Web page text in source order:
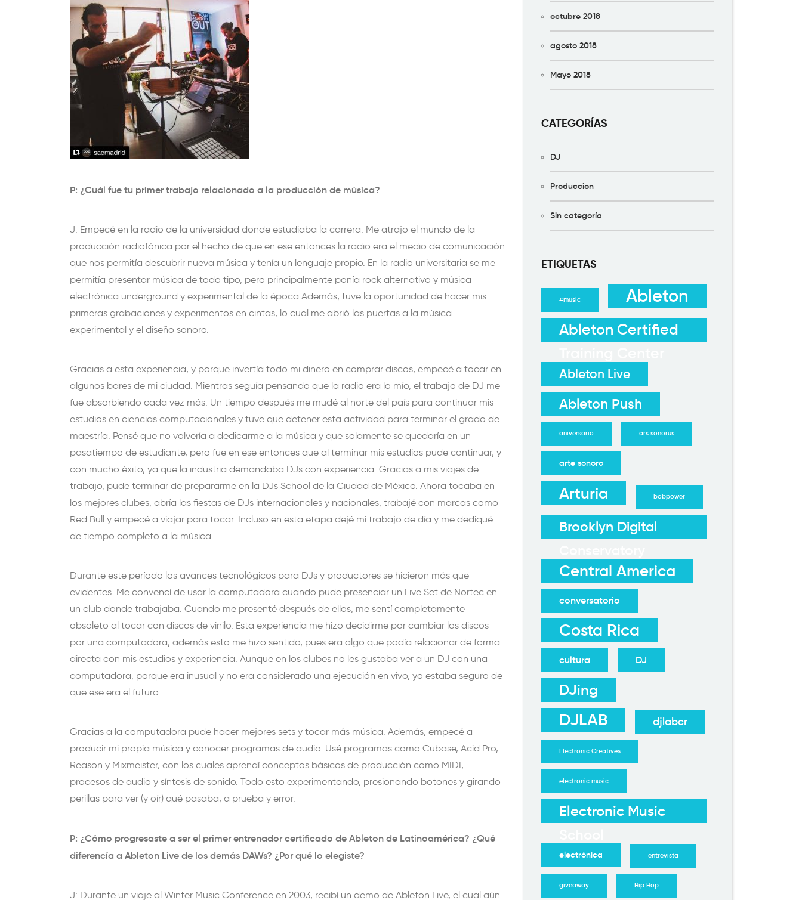
P: ¿Cuál fue tu primer trabajo relacionado a la producción de música?
J: Empecé en la radio de la universidad donde estudiaba la carrera. Me atrajo el mundo de la
producción radiofónica por el hecho de que en ese entonces la radio era el medio de comunicación
que nos permitía descubrir nueva música y tenía un lenguaje propio. En la radio universitaria se me
permitía presentar música de todo tipo, pero principalmente ponía rock alternativo y música
electrónica underground y experimental de la época.Además, tuve la oportunidad de hacer mis
primeras grabaciones y experimentos en cintas, lo cual me abrió las puertas a la música
experimental y el diseño sonoro.
Gracias a esta experiencia, y porque invertía todo mi dinero en comprar discos, empecé a tocar en
algunos bares de mi ciudad. Mientras seguía pensando que la radio era lo mío, el trabajo de DJ me
fue absorbiendo cada vez más. Un tiempo después me mudé al norte del país para continuar mis
estudios en ciencias computacionales y tuve que detener esta actividad para terminar el grado de
maestría. Pensé que no volvería a dedicarme a la música y que solamente se quedaría en un
pasatiempo de estudiante, pero fue en ese entonces que al terminar mis estudios pude continuar, y
con mucho éxito, ya que la industria demandaba DJs con experiencia. Gracias a mis viajes de
trabajo, pude terminar de prepararme en la DJs School de la Ciudad de México. Ahora tocaba en
los mejores clubes, abría las fiestas de DJs internacionales y nacionales, trabajé con marcas como
Red Bull y empecé a viajar para tocar. Incluso en esta etapa dejé mi trabajo de día y me dediqué
de tiempo completo a la música.
Durante este período los avances tecnológicos para DJs y productores se hicieron más que
evidentes. Me convencí de usar la computadora cuando pude presenciar un Live Set de Nortec en
un club donde trabajaba. Cuando me presenté después de ellos, me sentí completamente
obsoleto al tocar con discos de vinilo. Esta experiencia me hizo decidirme por cambiar los discos
por una computadora, además esto me hizo sentido, pues era algo que podía relacionar de forma
directa con mis estudios y experiencia. Aunque en los clubes no les gustaba ver a un DJ con una
computadora, porque era inusual y no era considerado una ejecución en vivo, yo estaba seguro de
que ese era el futuro.
Gracias a la computadora pude hacer mejores sets y tocar más música. Además, empecé a
producir mi propia música y conocer programas de audio. Usé programas como Cubase, Acid Pro,
Reason y Mixmeister, con los cuales aprendí conceptos básicos de producción como MIDI,
procesos de audio y síntesis de sonido. Todo esto experimentando, presionando botones y girando
perillas para ver (y oír) qué pasaba, a prueba y error.
P: ¿Cómo progresaste a ser el primer entrenador certificado de Ableton de Latinoamérica? ¿Qué
diferencía a Ableton Live de los demás DAWs? ¿Por qué lo elegiste?
J: Durante un viaje al Winter Music Conference en 2003, recibí un demo de Ableton Live, el cual aún
octubre 2018
agosto 2018
Mayo 2018
CATEGORÍAS
DJ
Produccion
Sin categoría
ETIQUETAS
#music Ableton
Ableton Certified
Ableton Live
Ableton Push
aniversario ars sonorus
arte sonoro
Arturia bobpower
Brooklyn Digital
Central America
conversatorio
Costa Rica
cultura DJ
DJing
DJLAB djlabcr
Electronic Creatives
electronic music
Electronic Music
electrónica entrevista
giveaway Hip Hop